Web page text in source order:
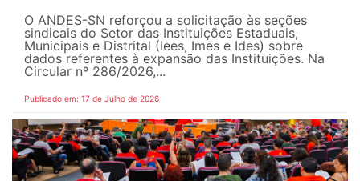
O ANDES-SN reforçou a solicitação às seções
sindicais do Setor das Instituições Estaduais,
Municipais e Distrital (Iees, Imes e Ides) sobre
dados referentes à expansão das Instituições. Na
Circular nº 286/2026,...
Publicado em: 17 de Julho de 2026